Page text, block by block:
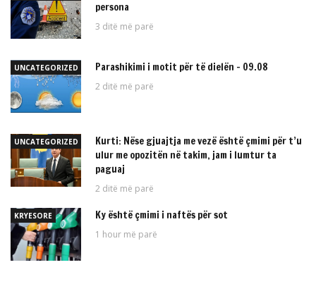
persona
3 ditë më parë
UNCATEGORIZED Parashikimi i motit për të dielën – 09.08
2 ditë më parë
UNCATEGORIZED
Kurti: Nëse gjuajtja me vezë është çmimi për t’u
ulur me opozitën në takim, jam i lumtur ta
paguaj
2 ditë më parë
KRYESORE Ky është çmimi i naftës për sot
1 hour më parë